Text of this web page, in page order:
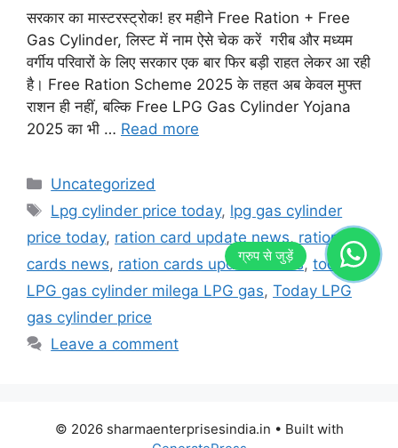
सरकार का मास्टरस्ट्रोक! हर महीने Free Ration + Free
Gas Cylinder, लिस्ट में नाम ऐसे चेक करें गरीब और मध्यम
वर्गीय परिवारों के लिए सरकार एक बार फिर बड़ी राहत लेकर आ रही
है। Free Ration Scheme 2025 के तहत अब केवल मुफ्त
राशन ही नहीं, बल्कि Free LPG Gas Cylinder Yojana
2025 का भी … Read more
Categories
Uncategorized
Tags
Lpg cylinder price today, lpg gas cylinder
price today, ration card update news,ration
cards news, ration cards update News, today
LPG gas cylinder milega LPG gas, Today LPG
gas cylinder price
Leave a comment
© 2026 sharmaenterprisesindia.in • Built with